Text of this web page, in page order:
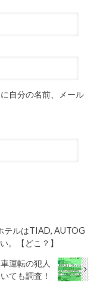
自分の名前、メール
テルはTIAD, AUTOG
。【どこ？】
運転の犯人
ても調査！